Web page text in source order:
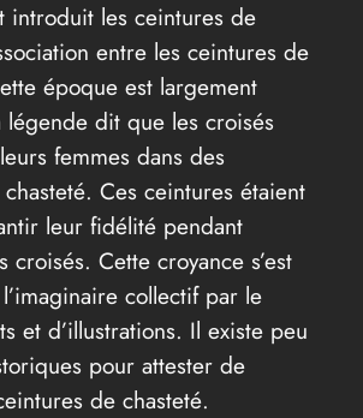
introduit les ceintures de
entre les ceintures de
époque est largement
légende dit que les croisés
femmes dans des
Ces ceintures étaient
leur fidélité pendant
croisés. Cette croyance s’est
collectif par le
et d’illustrations. Il existe peu
pour attester de
de chasteté.